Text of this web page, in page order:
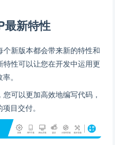
最新特性
新版本都会带来新的特性和
性可以让您在开发中运用更
。
可以更加高效地编写代码，
目交付。